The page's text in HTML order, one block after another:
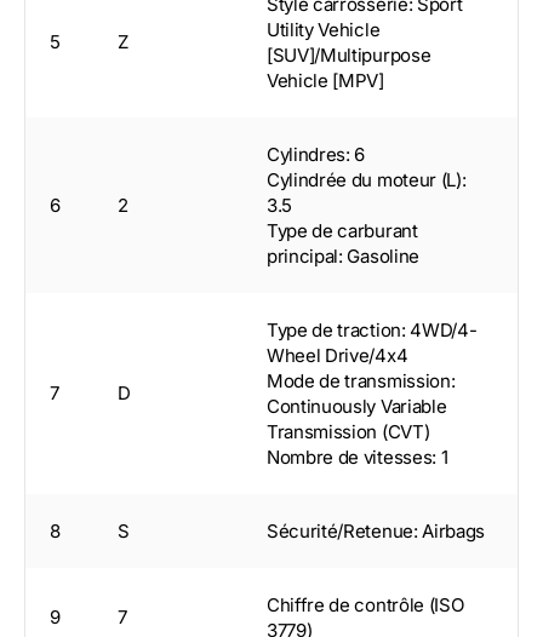
5 Z
Utility Vehicle
[SUV]/Multipurpose
Vehicle [MPV]
6 2
Cylindres: 6
Cylindrée du moteur (L):
3.5
Type de carburant
principal: Gasoline
7 D
Type de traction: 4WD/4-
Wheel Drive/4x4
Mode de transmission:
Continuously Variable
Transmission (CVT)
Nombre de vitesses: 1
8 S Sécurité/Retenue: Airbags
9 7
Chiffre de contrôle (ISO
3779)